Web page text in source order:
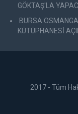
GÖKTAŞ'LA
BURSA
KÜTÜPHANESİ
2017 - Tüm